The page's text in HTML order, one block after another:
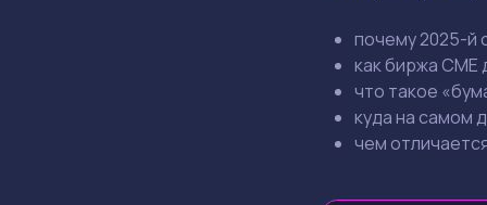
почему 2025-й
как биржа
что такое
куда на самом
чем